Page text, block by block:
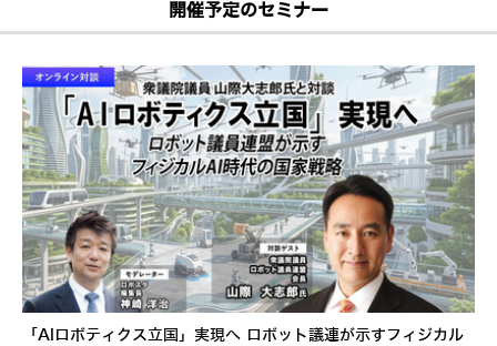
開催予定のセミナー
「AIロボティクス立国」実現へ ロボット議連が示すフィジカル